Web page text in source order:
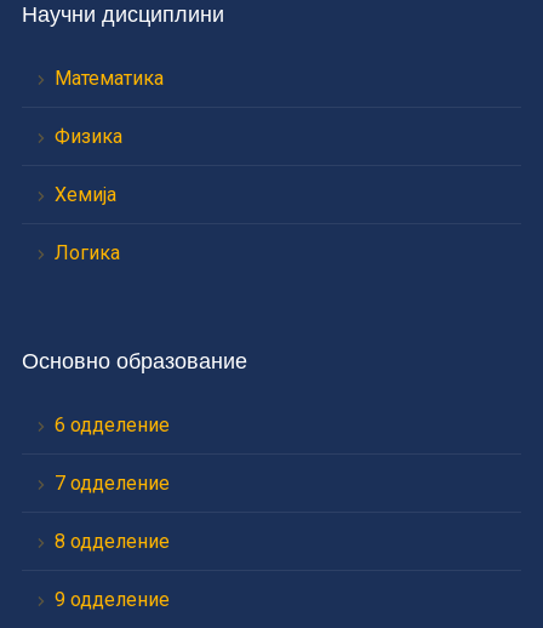
Научни дисциплини
Математика
Физика
Хемија
Логика
Основно образование
6 одделение
7 одделение
8 одделение
9 одделение